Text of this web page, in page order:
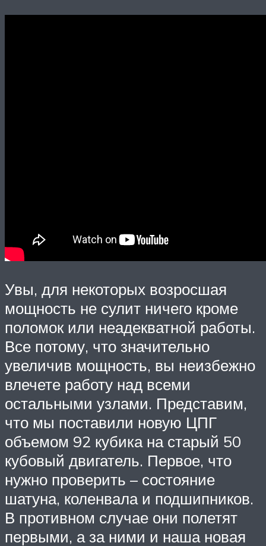
Увы, для некоторых возросшая
мощность не сулит ничего кроме
поломок или неадекватной работы.
Все потому, что значительно
увеличив мощность, вы неизбежно
влечете работу над всеми
остальными узлами. Представим,
что мы поставили новую ЦПГ
объемом 92 кубика на старый 50
кубовый двигатель. Первое, что
нужно проверить – состояние
шатуна, коленвала и подшипников.
В противном случае они полетят
первыми, а за ними и наша новая